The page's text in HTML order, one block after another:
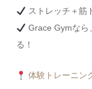
ストレッチ＋筋
Grace Gymなら
る！
体験トレーニン